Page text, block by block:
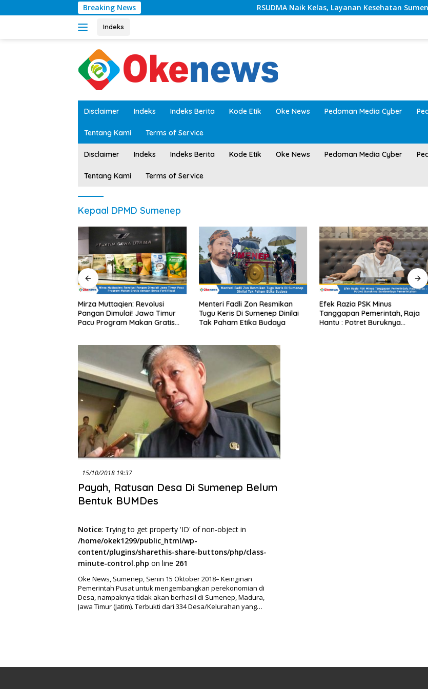
ke
Breaking News RSUDMA Naik Kelas, Layanan Kesehatan Sumenep
Indeks
Disclaimer Indeks Indeks Berita Kode Etik Oke News Pedoman Media Cyber
Tentang Kami Terms of Service
Disclaimer Indeks Indeks Berita Kode Etik Oke News Pedoman Media Cyber
Tentang Kami Terms of Service
Kepaal DPMD Sumenep
Mirza Muttaqien: Revolusi
Pangan Dimulai! Jawa Timur
Pacu Program Makan Gratis
Menteri Fadli Zon Resmikan
Tugu Keris Di Sumenep Dinilai
Tak Paham Etika Budaya
Efek Razia PSK Minus
Tanggapan Pemerintah, Raja
Hantu : Potret Buruknya
15/10/2018 19:37
Payah, Ratusan Desa Di Sumenep Belum
Bentuk BUMDes
Notice: Trying to get property 'ID' of non-object in
/home/okek1299/public_html/wp-
content/plugins/sharethis-share-buttons/php/class-
minute-control.php on line 261
Oke News, Sumenep, Senin 15 Oktober 2018– Keinginan
Pemerintah Pusat untuk mengembangkan perekonomian di
Desa, nampaknya tidak akan berhasil di Sumenep, Madura,
Jawa Timur (Jatim). Terbukti dari 334 Desa/Kelurahan yang…